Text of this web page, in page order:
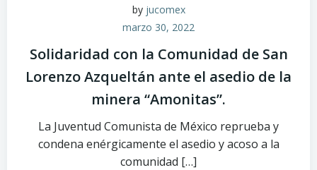
by jucomex
marzo 30, 2022
Solidaridad con la Comunidad de San
Lorenzo Azqueltán ante el asedio de la
minera “Amonitas”.
La Juventud Comunista de México reprueba y
condena enérgicamente el asedio y acoso a la
comunidad […]